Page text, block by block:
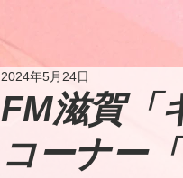
FM滋賀「
コーナー
2024年5月24日